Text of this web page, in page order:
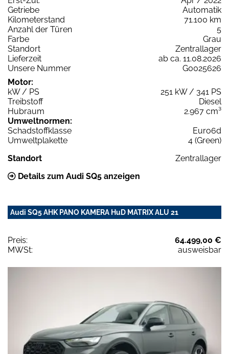
Getriebe
Automatik
Kilometerstand
71.100 km
Anzahl der Türen
5
Farbe
Grau
Standort
Zentrallager
Lieferzeit
ab ca. 11.08.2026
Unsere Nummer
G0025626
Motor:
kW / PS
251 kW / 341 PS
Treibstoff
Diesel
Hubraum
2.967 cm³
Umweltnormen:
Schadstoffklasse
Euro6d
Umweltplakette
4 (Green)
Standort
Zentrallager
Details zum Audi SQ5 anzeigen
Audi SQ5 AHK PANO KAMERA HuD MATRIX ALU 21
Preis:
64.499,00 €
MWSt:
ausweisbar